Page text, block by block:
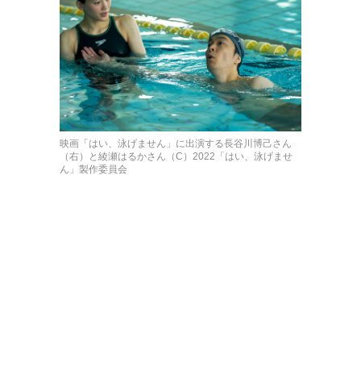
映画「はい、泳げません」に出演する長谷川博己さん
（右）と綾瀬はるかさん（C）2022「はい、泳げませ
ん」製作委員会